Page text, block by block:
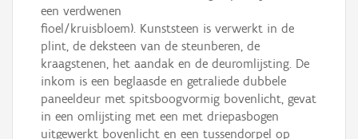
een verdwenen
fioel/kruisbloem). Kunststeen is verwerkt in de
plint, de deksteen van de steunberen, de
kraagstenen, het aandak en de deuromlijsting. De
inkom is een beglaasde en getraliede dubbele
paneeldeur met spitsboogvormig bovenlicht, gevat
in een omlijsting met een met driepasbogen
uitgewerkt bovenlicht en een tussendorpel op